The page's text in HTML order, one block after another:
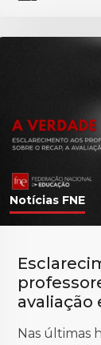
Notícias FNE
avaliação
Nas últimas